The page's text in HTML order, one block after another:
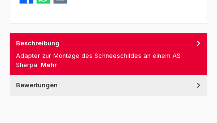
Beschreibung
Adapter zur Montage des Schneeschildes an einem AS
Sherpa. Mehr
Bewertungen